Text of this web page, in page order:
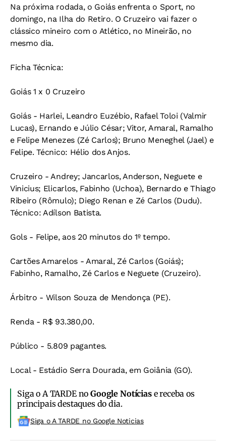
Na próxima rodada, o Goiás enfrenta o Sport, no
domingo, na Ilha do Retiro. O Cruzeiro vai fazer o
clássico mineiro com o Atlético, no Mineirão, no
mesmo dia.
Ficha Técnica:
Goiás 1 x 0 Cruzeiro
Goiás - Harlei, Leandro Euzébio, Rafael Toloi (Valmir
Lucas), Ernando e Júlio César; Vitor, Amaral, Ramalho
e Felipe Menezes (Zé Carlos); Bruno Meneghel (Jael) e
Felipe. Técnico: Hélio dos Anjos.
Cruzeiro - Andrey; Jancarlos, Anderson, Neguete e
Vinicius; Elicarlos, Fabinho (Uchoa), Bernardo e Thiago
Ribeiro (Rômulo); Diego Renan e Zé Carlos (Dudu).
Técnico: Adílson Batista.
Gols - Felipe, aos 20 minutos do 1º tempo.
Cartões Amarelos - Amaral, Zé Carlos (Goiás);
Fabinho, Ramalho, Zé Carlos e Neguete (Cruzeiro).
Árbitro - Wilson Souza de Mendonça (PE).
Renda - R$ 93.380,00.
Público - 5.809 pagantes.
Local - Estádio Serra Dourada, em Goiânia (GO).
Siga o A TARDE noGoogle Notíciase receba os
principais destaques do dia.
Siga o A TARDE no Google Noticias